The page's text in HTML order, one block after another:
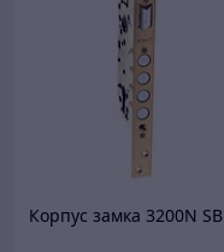
Корпус замка 3200N SB